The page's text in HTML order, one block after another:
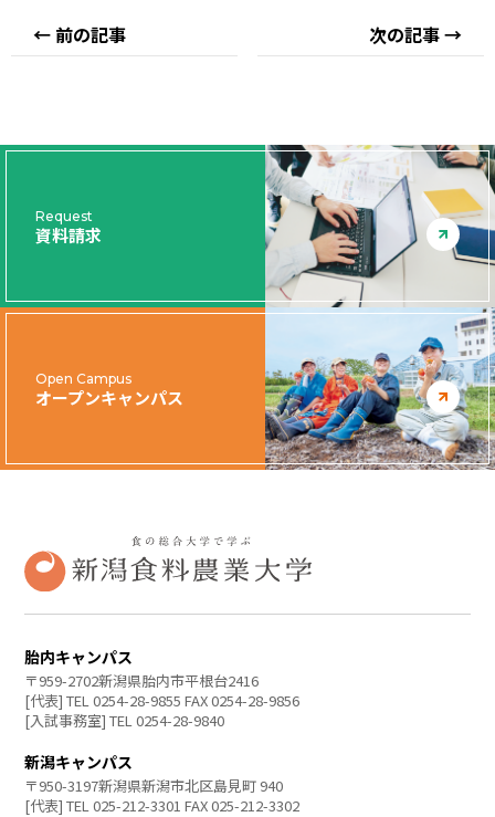
← 前の記事 次の記事 →
Request
資料請求
Open Campus
オープンキャンパス
胎内キャンパス
〒959-2702新潟県胎内市平根台2416
[代表] TEL 0254-28-9855 FAX 0254-28-9856
[入試事務室] TEL 0254-28-9840
新潟キャンパス
〒950-3197新潟県新潟市北区島見町 940
[代表] TEL 025-212-3301 FAX 025-212-3302